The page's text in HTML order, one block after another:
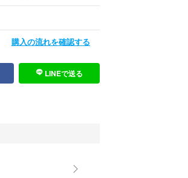
購入の流れを確認する
LINEで送る